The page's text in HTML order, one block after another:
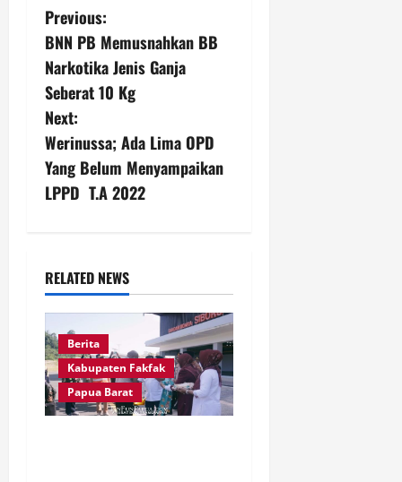
P
o
s
t
n
a
i
g
a
t
Previous:
BNN PB Memusnahkan BB
Narkotika Jenis Ganja
Seberat 10 Kg
Next:
Werinussa; Ada Lima OPD
Yang Belum Menyampaikan
LPPD T.A 2022
RELATED NEWS
Berita
Kabupaten Fakfak
Papua Barat